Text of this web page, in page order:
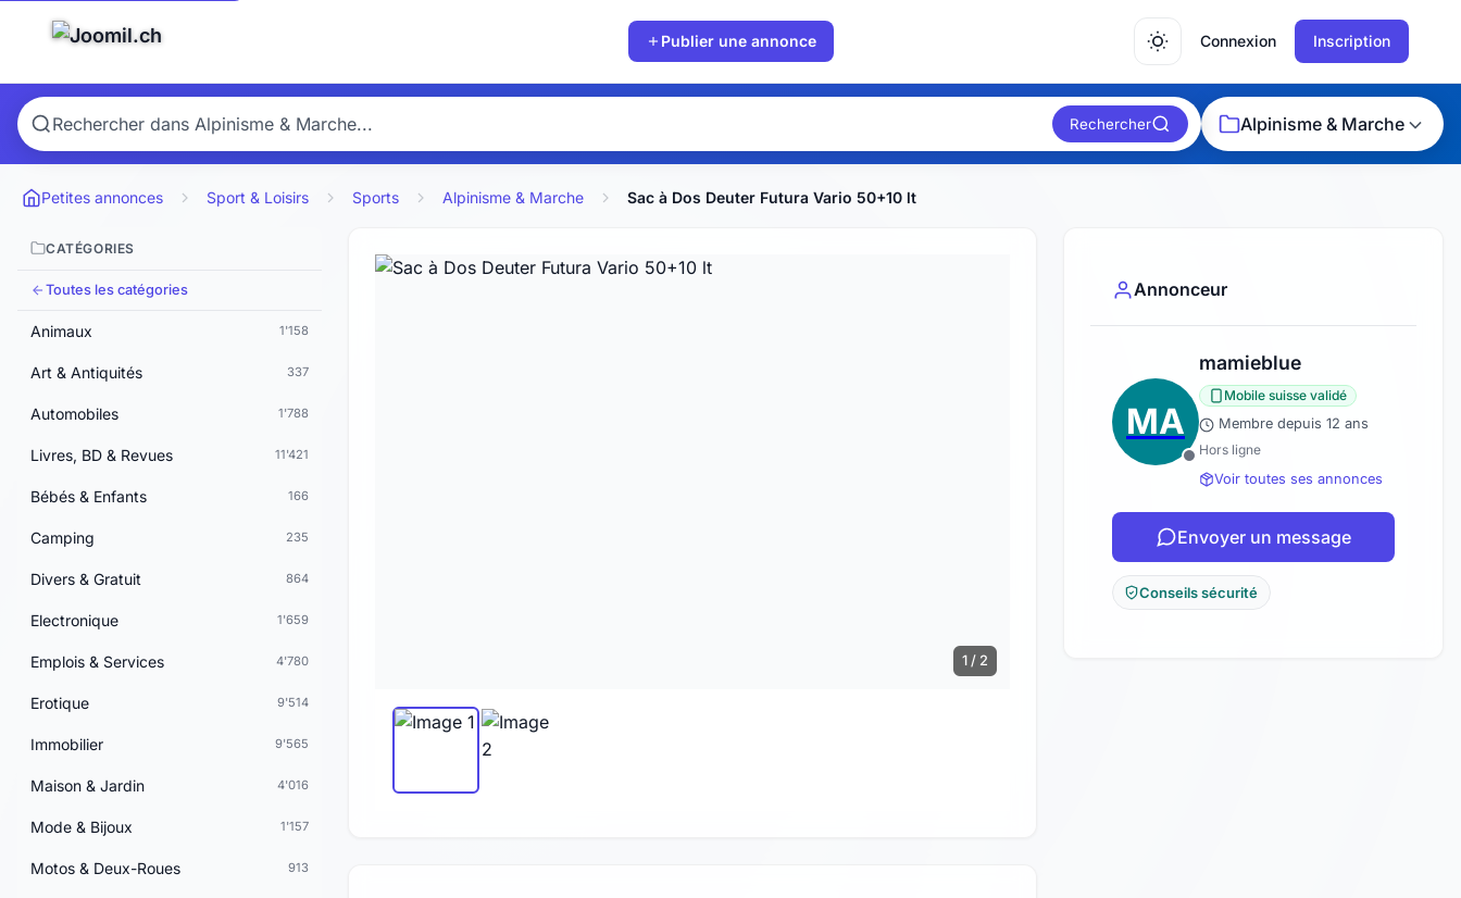
Publier une annonce Connexion Inscription
Rechercher Alpinisme & Marche
Petites annonces Sport & Loisirs Sports Alpinisme & Marche Sac à Dos Deuter Futura Vario 50+10 lt
CATÉGORIES
Toutes les catégories
Animaux 1'158
Art & Antiquités 337
Automobiles 1'788
Livres, BD & Revues 11'421
Bébés & Enfants 166
Camping 235
Divers & Gratuit 864
Electronique 1'659
Emplois & Services 4'780
Erotique 9'514
Immobilier 9'565
Maison & Jardin 4'016
Mode & Bijoux 1'157
Motos & Deux-Roues 913
1 / 2
Annonceur
MA
mamieblue
Mobile suisse validé
Membre depuis 12 ans
Hors ligne
Voir toutes ses annonces
Envoyer un message
Conseils sécurité